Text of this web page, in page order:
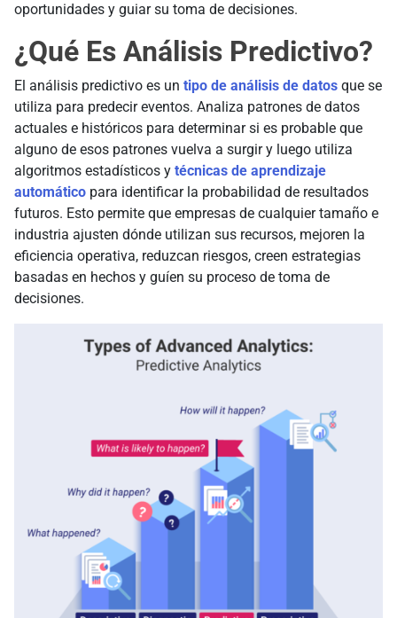
oportunidades y guiar su toma de decisiones.
¿Qué Es Análisis Predictivo?
El análisis predictivo es un tipo de análisis de datos que se
utiliza para predecir eventos. Analiza patrones de datos
actuales e históricos para determinar si es probable que
alguno de esos patrones vuelva a surgir y luego utiliza
algoritmos estadísticos y técnicas de aprendizaje
automático para identificar la probabilidad de resultados
futuros. Esto permite que empresas de cualquier tamaño e
industria ajusten dónde utilizan sus recursos, mejoren la
eficiencia operativa, reduzcan riesgos, creen estrategias
basadas en hechos y guíen su proceso de toma de
decisiones.